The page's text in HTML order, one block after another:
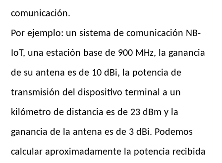
comunicación.
Por ejemplo: un sistema de comunicación NB-
IoT, una estación base de 900 MHz, la ganancia
de su antena es de 10 dBi, la potencia de
transmisión del dispositivo terminal a un
kilómetro de distancia es de 23 dBm y la
ganancia de la antena es de 3 dBi. Podemos
calcular aproximadamente la potencia recibida